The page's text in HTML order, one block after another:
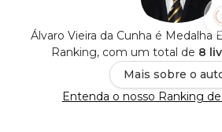
Álvaro Vieira da Cunha é Medalha
Ranking, com um total de 8
Mais sobre o
Entenda o nosso Ranking